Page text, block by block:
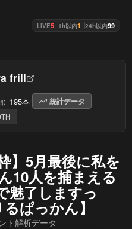
LIVE5 1h以内1 24h以内99
frill
: 195本
統計データ
】5月最後に私を
10人を捕まえる
魅了しますっ
ぱっかん】
ト解析データ